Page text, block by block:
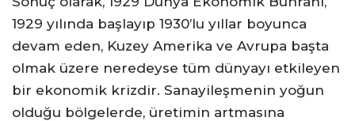
1929 yılında başlayıp 1930’lu yıllar boyunca
devam eden, Kuzey Amerika ve Avrupa başta
olmak üzere neredeyse tüm dünyayı etkileyen
bir ekonomik krizdir. Sanayileşmenin yoğun
olduğu bölgelerde, üretimin artmasına